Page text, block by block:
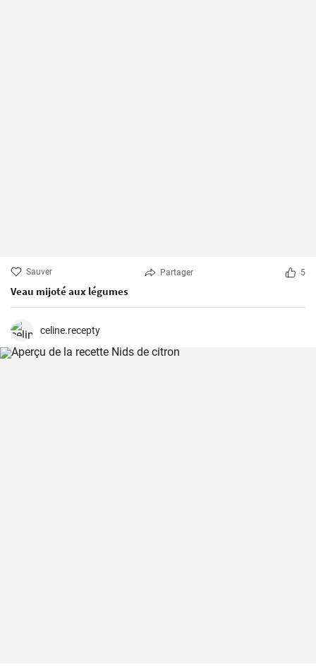
Sauver Partager 5
Veau mijoté aux légumes
celine.recepty